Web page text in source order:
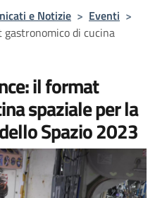
e Notizie > Eventi >
gastronomico di cucina
il format
spaziale per la
Spazio 2023